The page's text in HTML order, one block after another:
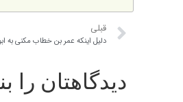
قبلی
دلیل اینکه عمر بن خطاب مکنی
دیدگاهتان را